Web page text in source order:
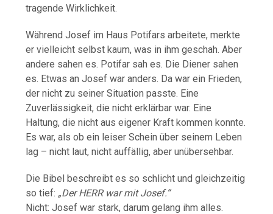
tragende Wirklichkeit.
Während Josef im Haus Potifars arbeitete, merkte
er vielleicht selbst kaum, was in ihm geschah. Aber
andere sahen es. Potifar sah es. Die Diener sahen
es. Etwas an Josef war anders. Da war ein Frieden,
der nicht zu seiner Situation passte. Eine
Zuverlässigkeit, die nicht erklärbar war. Eine
Haltung, die nicht aus eigener Kraft kommen konnte.
Es war, als ob ein leiser Schein über seinem Leben
lag – nicht laut, nicht auffällig, aber unübersehbar.
Die Bibel beschreibt es so schlicht und gleichzeitig
so tief: „Der HERR war mit Josef.“
Nicht: Josef war stark, darum gelang ihm alles.